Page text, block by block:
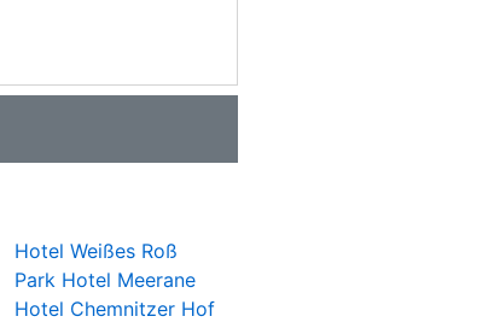
Hotel Weißes Roß
Park Hotel Meerane
Hotel Chemnitzer Hof